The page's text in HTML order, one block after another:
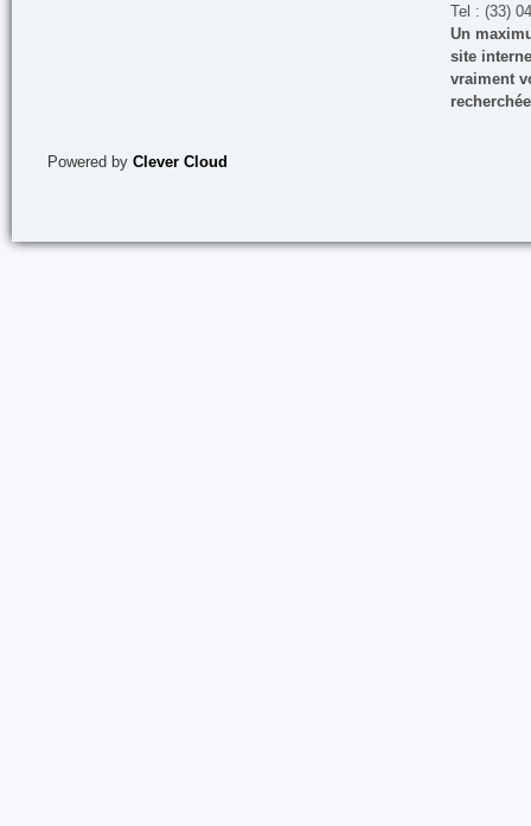
Tel : (33)
Un
site
vraiment
Powered by Clever Cloud